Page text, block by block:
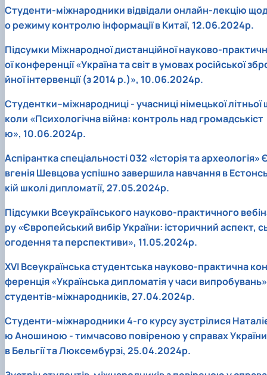
Студенти-міжнародники відвідали онлайн-лекцію
о режиму контролю інформації в Китаї, 12.06.2024р.
Підсумки Міжнародної дистанційної науково-практичн
ої конференції «Україна та світ в умовах російської
йної інтервенції (з 2014 р.)», 10.06.2024р.
Студентки–міжнародниці - учасниці німецької літньої
коли «Психологічна війна: контроль над громадськіст
ю», 10.06.2024р.
Аспірантка спеціальності 032 «Історія та археологія»
вгенія Шевцова успішно завершила навчання в
кій школі дипломатії, 27.05.2024р.
Підсумки Всеукраїнського науково-практичного
ру «Європейський вибір України: історичний аспект,
огодення та перспективи», 11.05.2024р.
ХVІ Всеукраїнська студентська науково-практична кон
ференція «Українська дипломатія у часи випробувань»
студентів-міжнародників, 27.04.2024р.
Студенти-міжнародники 4-го курсу зустрілися
ю Аношиною - тимчасово повіреною у справах України
в Бельгії та Люксембурзі, 25.04.2024р.